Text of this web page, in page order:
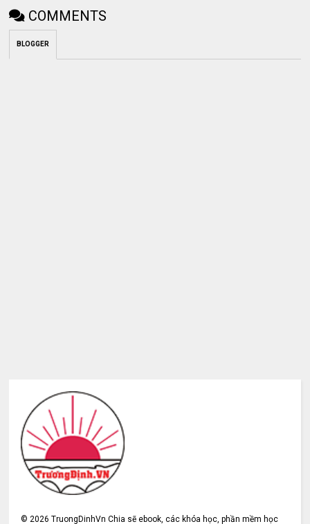
COMMENTS
BLOGGER
© 2026 TruongDinhVn Chia sẽ ebook, các khóa học, phần mềm học